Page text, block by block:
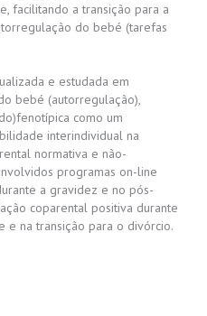
facilitando a transição para a
do bebé (tarefas
e estudada em
bebé (autorregulação),
como um
interindividual na
normativa e não-
programas on-line
a gravidez e no pós-
coparental positiva durante
e na transição para o divórcio.